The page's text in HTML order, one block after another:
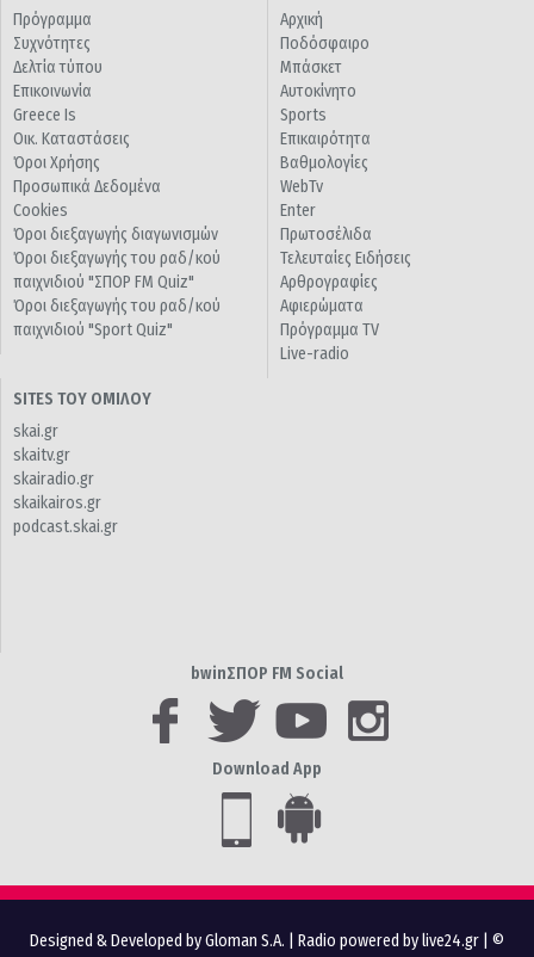
Πρόγραμμα
Συχνότητες
Δελτία τύπου
Επικοινωνία
Greece Is
Οικ. Καταστάσεις
Όροι Χρήσης
Προσωπικά Δεδομένα
Cookies
Όροι διεξαγωγής διαγωνισμών
Όροι διεξαγωγής του ραδ/κού
παιχνιδιού "ΣΠΟΡ FM Quiz"
Όροι διεξαγωγής του ραδ/κού
παιχνιδιού "Sport Quiz"
Αρχική
Ποδόσφαιρο
Μπάσκετ
Αυτοκίνητο
Sports
Επικαιρότητα
Βαθμολογίες
WebTv
Enter
Πρωτοσέλιδα
Τελευταίες Ειδήσεις
Αρθρογραφίες
Αφιερώματα
Πρόγραμμα TV
Live-radio
SITES ΤΟΥ ΟΜΙΛΟΥ
skai.gr
skaitv.gr
skairadio.gr
skaikairos.gr
podcast.skai.gr
bwinΣΠΟΡ FM Social
Download App
Designed & Developed by Gloman S.A. Radio powered by live24.gr | ©